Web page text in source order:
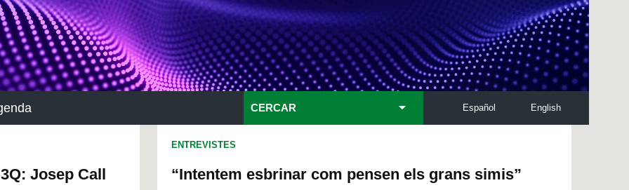
English
Español
CERCAR
3Q: Josep Call
ENTREVISTES
“Intentem esbrinar com pensen els grans simis”